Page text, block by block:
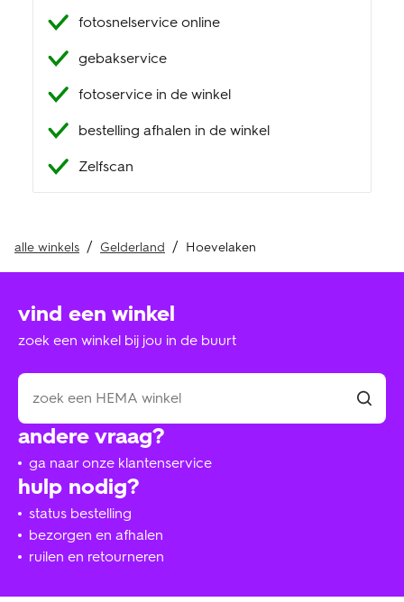
klantenservice
fotosnelservice online
gebakservice
fotoservice in de winkel
bestelling afhalen in de winkel
Zelfscan
alle winkels Gelderland Hoevelaken
hulp nodig?
status bestelling
bezorgen en afhalen
ruilen en retourneren
andere vraag?
ga naar onze klantenservice
vind een winkel
zoek een winkel bij jou in de buurt